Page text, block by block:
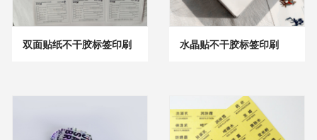
双面贴纸不干胶标签印刷 水晶贴不干胶标签印刷